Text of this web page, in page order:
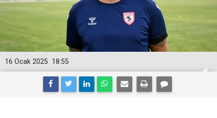
18:55
16 Ocak 2025